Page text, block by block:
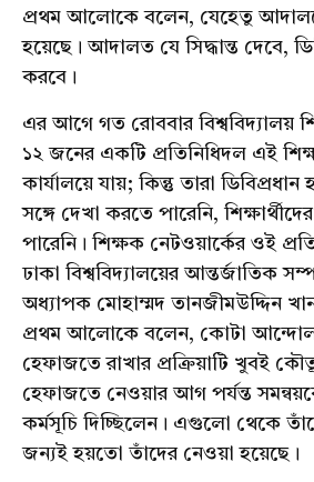
প্রথম আলোকে বলেন, যেহেতু
হয়েছে। আদালত যে সিদ্ধান্ত দেবে,
করবে।
এর আগে গত রোববার বিশ্ববিদ্যালয়
১২ জনের একটি প্রতিনিধিদল এই
কার্যালয়ে যায়; কিন্তু তারা
সঙ্গে দেখা করতে পারেনি,
পারেনি। শিক্ষক নেটওয়ার্কের ওই
ঢাকা বিশ্ববিদ্যালয়ের আন্তর্জাতিক
অধ্যাপক মোহাম্মদ তানজীমউদ্দিন
প্রথম আলোকে বলেন, কোটা
হেফাজতে রাখার প্রক্রিয়াটি খুবই
হেফাজতে নেওয়ার আগ পর্যন্ত
কর্মসূচি দিচ্ছিলেন। এগুলো থেকে
জন্যই হয়তো তাঁদের নেওয়া হয়েছে।